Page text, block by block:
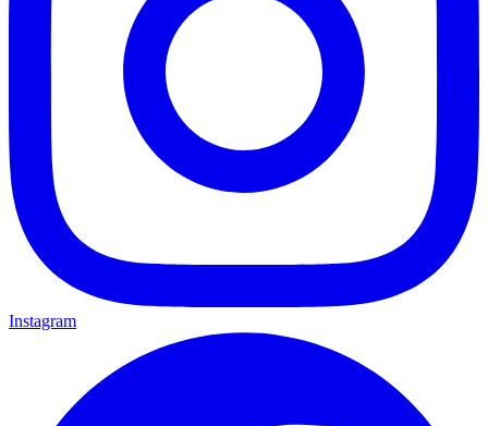
Instagram